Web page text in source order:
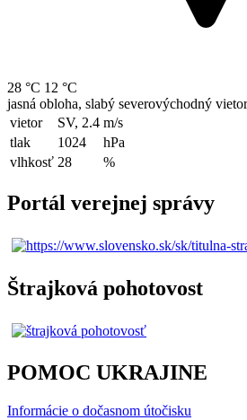
28 °C 12 °C
jasná obloha, slabý severovýchodný vietor
vietor
SV, 2.4 m/s
tlak
1024
hPa
vlhkosť 28 %
Portál verejnej správy
Štrajková pohotovost
POMOC UKRAJINE
Informácie o dočasnom útočisku